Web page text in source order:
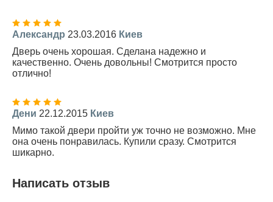
Александр 23.03.2016 Киев
Дверь очень хорошая. Сделана надежно и
качественно. Очень довольны! Смотрится просто
отлично!
Дени 22.12.2015 Киев
Мимо такой двери пройти уж точно не возможно. Мне
она очень понравилась. Купили сразу. Смотрится
шикарно.
Написать отзыв